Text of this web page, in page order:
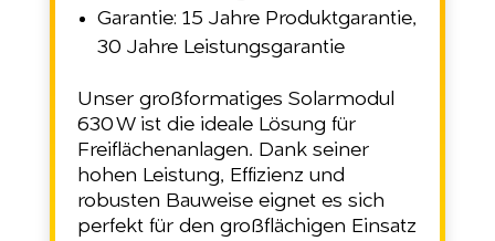
Garantie: 15 Jahre Produktgarantie,
30 Jahre Leistungsgarantie
Unser großformatiges Solarmodul
630 W ist die ideale Lösung für
Freiflächenanlagen. Dank seiner
hohen Leistung, Effizienz und
robusten Bauweise eignet es sich
perfekt für den großflächigen Einsatz